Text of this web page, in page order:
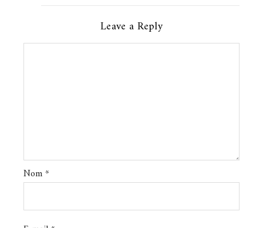
Leave a Reply
Nom*